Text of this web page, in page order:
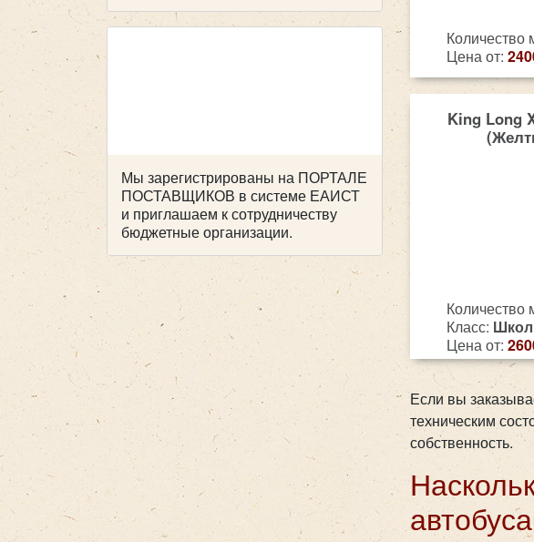
Мы зарегистрированы на ПОРТАЛЕ
ПОСТАВЩИКОВ в системе ЕАИСТ
и приглашаем к сотрудничеству
бюджетные организации.
Количество
Цена от:
King Long
Количество
Класс:
Цена от:
Если вы
техническим
собственность.